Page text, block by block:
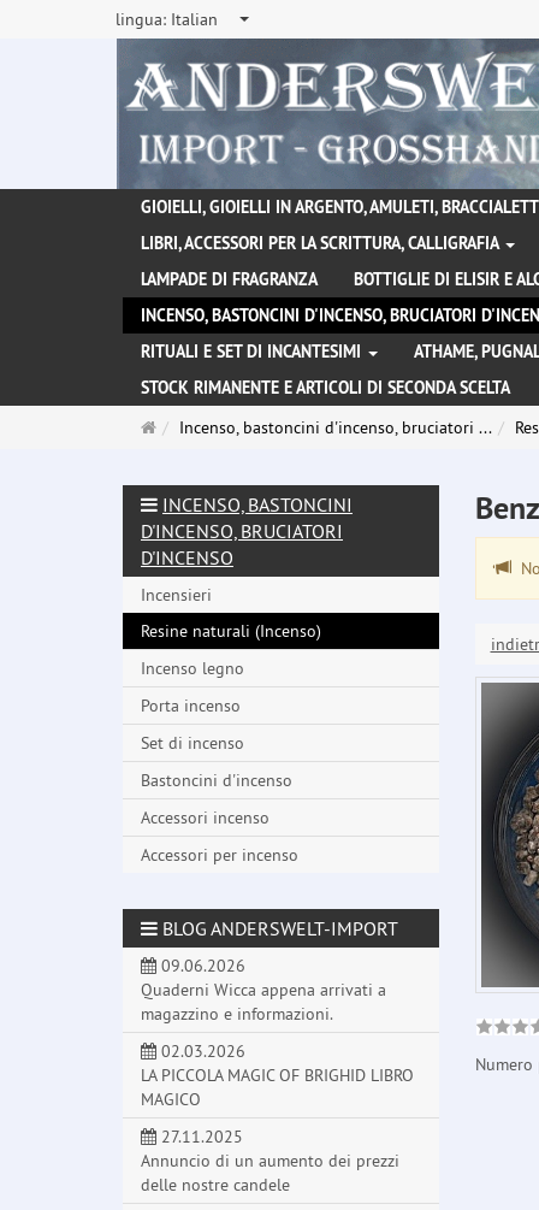
lingua: Italian
GIOIELLI, GIOIELLI IN ARGENTO, AMULETI,
LIBRI, ACCESSORI PER LA SCRITTURA, CALLIGRAFIA
LAMPADE DI FRAGRANZA
BOTTIGLIE DI ELISIR E
INCENSO, BASTONCINI D'INCENSO, BRUCIATORI
RITUALI E SET DI INCANTESIMI
ATHAME,
STOCK RIMANENTE E ARTICOLI DI SECONDA SCELTA
PaginaIncenso, bastoncini d'incenso, bruciatori ...
INCENSO, BASTONCINI
D'INCENSO, BRUCIATORI
D'INCENSO
Incensieri
Resine naturali (Incenso)
Incenso legno
Porta incenso
Set di incenso
Bastoncini d'incenso
Accessori incenso
Accessori per incenso
BLOG ANDERSWELT-IMPORT
09.06.2026
Quaderni Wicca appena arrivati a
magazzino e informazioni.
02.03.2026
LA PICCOLA MAGIC OF BRIGHID LIBRO
MAGICO
27.11.2025
Annuncio di un aumento dei prezzi
delle nostre candele